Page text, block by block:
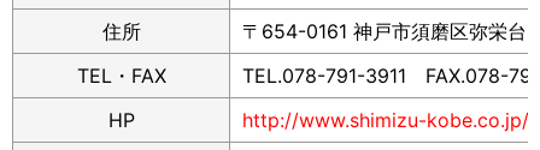
住所
〒654-0161 神戸市須磨区弥栄台
TEL・FAX
TEL.078-791-3911 FAX.078-
HP
http://www.shimizu-kobe.co.jp/